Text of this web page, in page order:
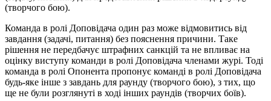
(творчого бою).
Команда в ролі Доповідача один раз може відмовитись від
завдання (задачі, питання) без пояснення причини. Таке
рішення не передбачує штрафних санкцій та не впливає на
оцінку виступу команди в ролі Доповідача членами журі. Тоді
команда в ролі Опонента пропонує команді в ролі Доповідача
будь-яке інше з завдань для раунду (творчого бою), з тих, що
ще не були розглянуті в ході інших раундів (творчих боїв).